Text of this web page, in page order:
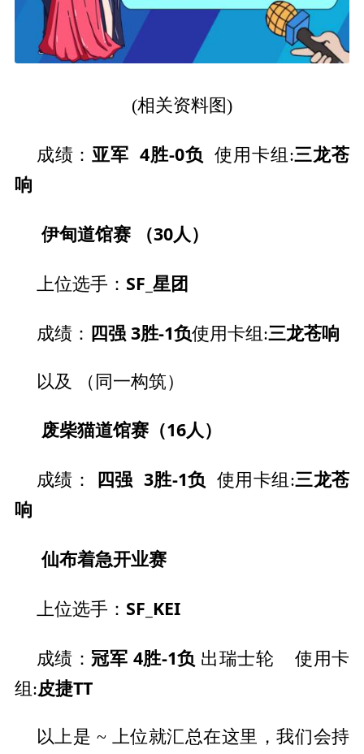
(相关资料图)
成绩：亚军 4胜-0负使用卡组:三龙苍
响
伊甸道馆赛 （30人）
上位选手： SF_星团
成绩： 四强 3胜-1负使用卡组:三龙苍响
以及 （同一构筑）
废柴猫道馆赛（16人）
成绩： 四强 3胜-1负 使用卡组:三龙苍
响
仙布着急开业赛
上位选手： SF_KEI
成绩： 冠军 4胜-1负 出瑞士轮 使用卡
组:皮捷TT
以上是 ~ 上位就汇总在这里，我们会持